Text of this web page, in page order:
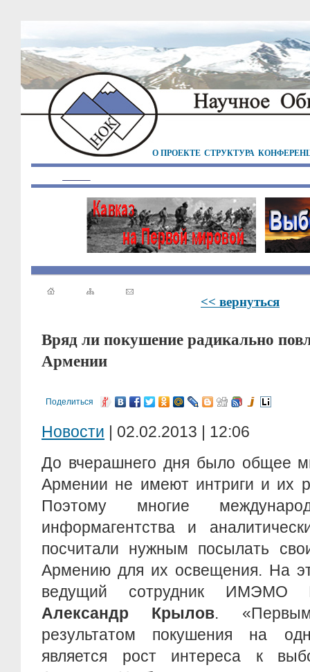
О ПРОЕКТЕ СТРУКТУРА
<< вернуться
Вряд ли покушение радикально
Армении
Поделиться
Новости | 02.02.2013 | 12:06
До вчерашнего дня было общее
Армении не имеют интриги и их
Поэтому многие
информагентства и
посчитали нужным посылать
Армению для их освещения. На
ведущий сотрудник ИМЭМО
Александр Крылов.
результатом покушения на
является рост интереса к